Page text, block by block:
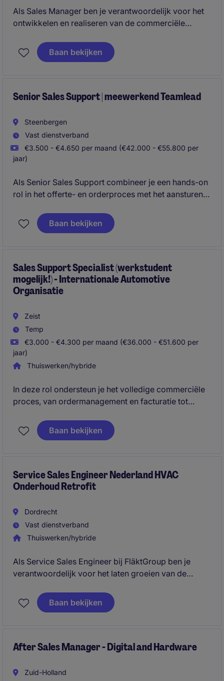
Als Sales Manager ben je verantwoordelijk voor het
ontwikkelen en realiseren van de commerciële
Chemical-markt, met volledige verantwoordelijkheid
voor omzet, winstgevendheid en business
voorkeursleverancier van geavanceerde
Baan bekijken
Senior Sales Support | meewerkend Teamlead
Steenbergen
Vast dienstverband
€3.500 - €4.650 per maand (€42.000 - €55.800 per
jaar)
Als Senior Sales Support combineer je een hands-on
rol in het offerte- en orderproces met het aansturen
de schakel tussen klanten en interne afdelingen en
zorgt voor een efficiënt, kwalitatief en commercieel
Baan bekijken
Sales Support Specialist (werkstudent
mogelijk!) - Internationale Automotive
Organisatie
Zeist
Temp
€3.000 - €4.300 per maand (€36.000 - €51.600 per
jaar)
Thuiswerken/hybride
In deze rol ondersteun je het volledige commerciële
proces, van ordermanagement en facturatie tot
dat alle sales- en administratieve processen soepel
verlopen binnen een snelgroeiende organisatie in de
Baan bekijken
Service Sales Engineer Nederland HVAC
Onderhoud Retrofit
Dordrecht
Vast dienstverband
Thuiswerken/hybride
Als Service Sales Engineer bij FläktGroup ben je
verantwoordelijk voor het laten groeien van de
onderhoudscontracten, retrofits en energie-
optimalisaties aan bestaande en nieuwe klanten in
Baan bekijken
After Sales Manager - Digital and Hardware
Zuid-Holland